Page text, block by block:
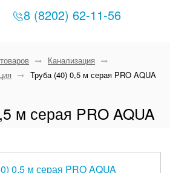
8 (8202) 62-11-56
Канализация
Труба (40) 0,5 м серая PRO AQUA
м серая PRO AQUA